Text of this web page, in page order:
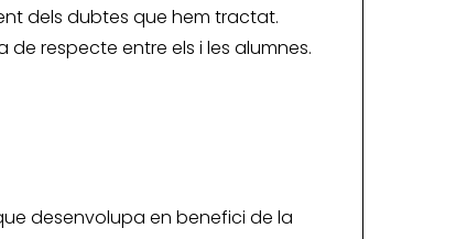
dels dubtes que hem tractat.
respecte entre els i les alumnes.
desenvolupa en benefici de la